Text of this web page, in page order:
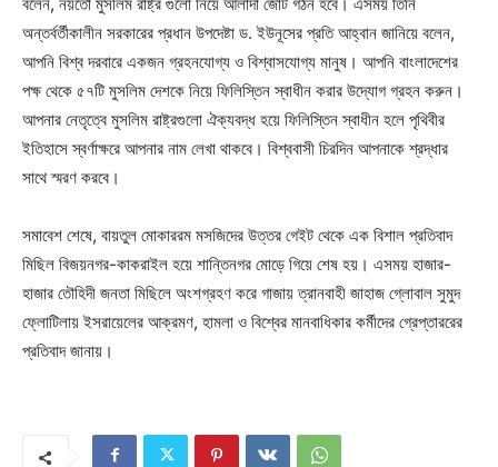
অন্তর্বর্তীকালীন সরকারের প্রধান উপদেষ্টা ড. ইউনূসের প্রতি আহ্বান জানিয়ে বলেন,
আপনি বিশ্ব দরবারে একজন গ্রহনযোগ্য ও বিশ্বাসযোগ্য মানুষ। আপনি বাংলাদেশের
পক্ষ থেকে ৫৭টি মুসলিম দেশকে নিয়ে ফিলিস্তিন স্বাধীন করার উদ্যোগ গ্রহন করুন।
আপনার নেতৃত্বে মুসলিম রাষ্ট্রগুলো ঐক্যবদ্ধ হয়ে ফিলিস্তিন স্বাধীন হলে পৃথিবীর
ইতিহাসে স্বর্ণাক্ষরে আপনার নাম লেখা থাকবে। বিশ্ববাসী চিরদিন আপনাকে শ্রদ্ধার
সাথে স্মরণ করবে।
সমাবেশ শেষে, বায়তুল মোকাররম মসজিদের উত্তর গেইট থেকে এক বিশাল প্রতিবাদ
মিছিল বিজয়নগর-কাকরাইল হয়ে শান্তিনগর মোড়ে গিয়ে শেষ হয়। এসময় হাজার-
হাজার তৌহিদী জনতা মিছিলে অংশগ্রহণ করে গাজায় ত্রানবাহী জাহাজ গ্লোবাল সুমুদ
ফ্লোটিলায় ইসরায়েলের আক্রমণ, হামলা ও বিশ্বের মানবাধিকার কর্মীদের গ্রেপ্তাররের
প্রতিবাদ জানায়।